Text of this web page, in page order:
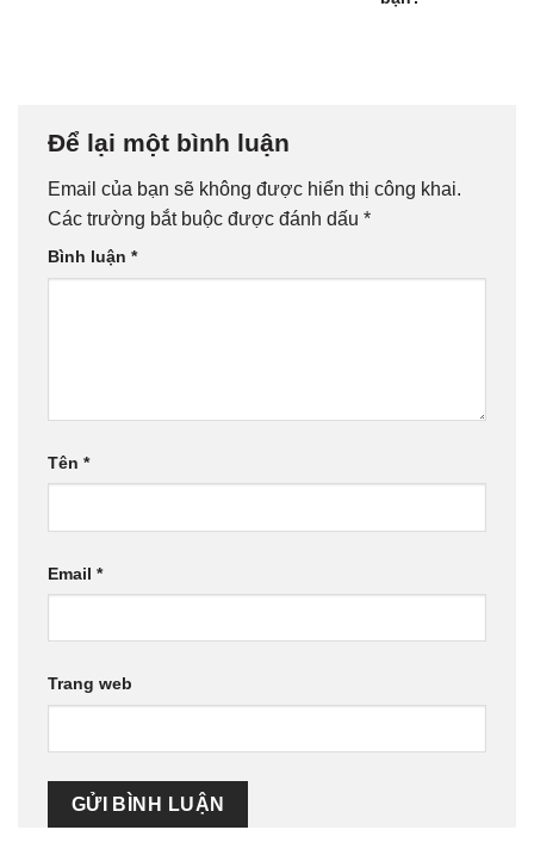
Để lại một bình luận
Email của bạn sẽ không được hiển thị công khai.
Các trường bắt buộc được đánh dấu *
Bình luận *
Tên *
Email *
Trang web